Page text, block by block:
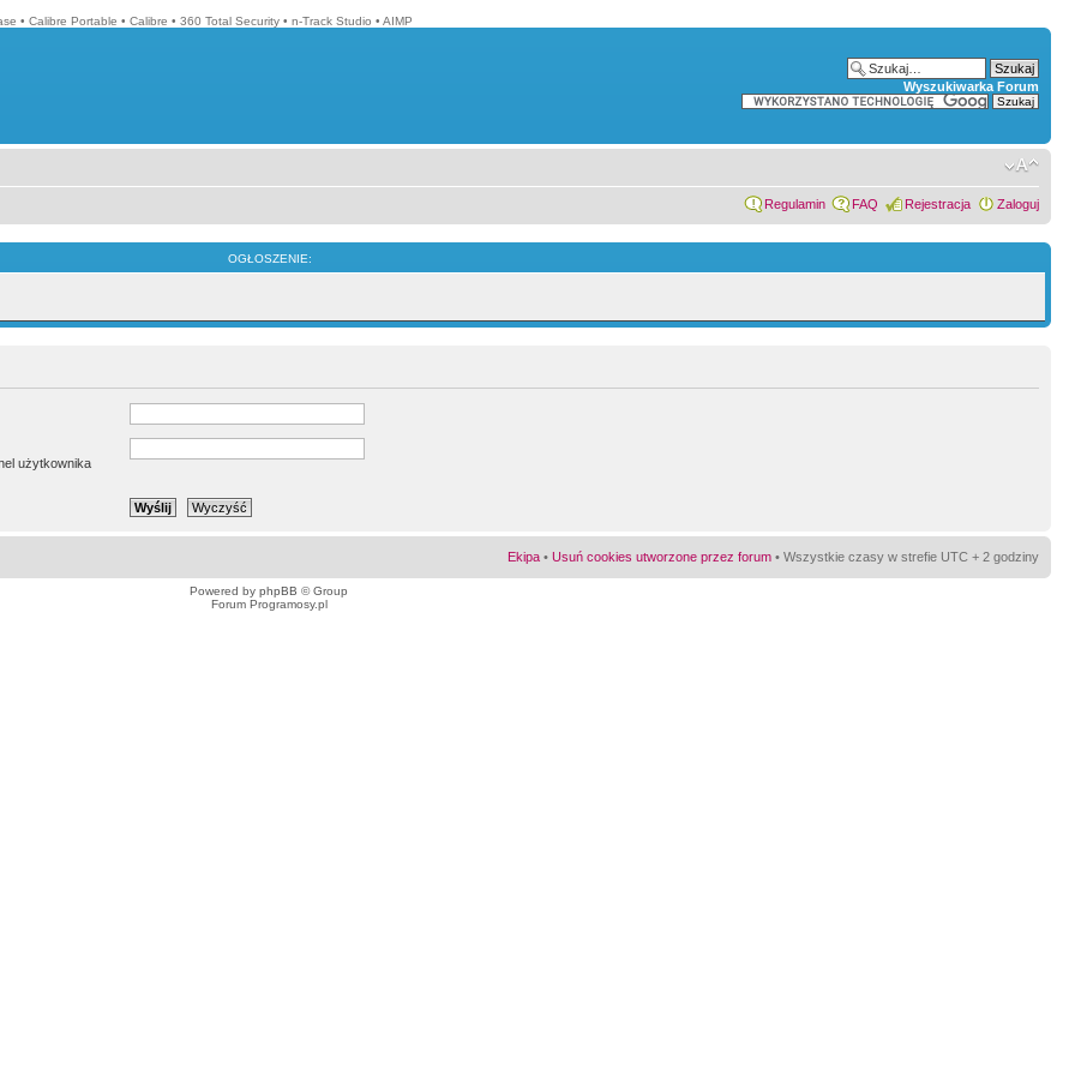
• Calibre Portable • Calibre • 360 Total Security • n-Track Studio • AIMP
Wyszukiwarka Forum
Regulamin FAQ Rejestracja Zaloguj
OGŁOSZENIE:
użytkownika
Ekipa • Usuń cookies utworzone przez forum • Wszystkie czasy w strefie UTC + 2 godziny
Powered by phpBB © Group
Forum Programosy.pl